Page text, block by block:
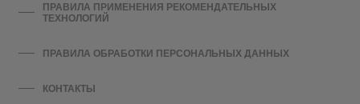
ПРАВИЛА ПРИМЕНЕНИЯ РЕКОМЕНДАТЕЛЬНЫХ
ТЕХНОЛОГИЙ
ПРАВИЛА ОБРАБОТКИ ПЕРСОНАЛЬНЫХ ДАННЫХ
КОНТАКТЫ